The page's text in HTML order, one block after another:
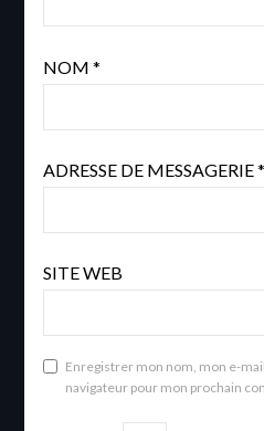
NOM *
ADRESSE DE MESSAGERIE*
SITE WEB
Enregistrer mon nom, mon e-
navigateur pour mon prochain